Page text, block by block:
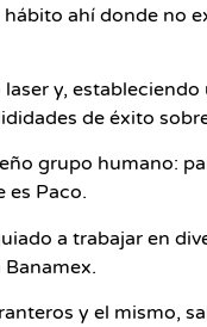
ahí donde no
y,
de éxito
grupo humano:
es Paco.
a trabajar en
y el mismo,